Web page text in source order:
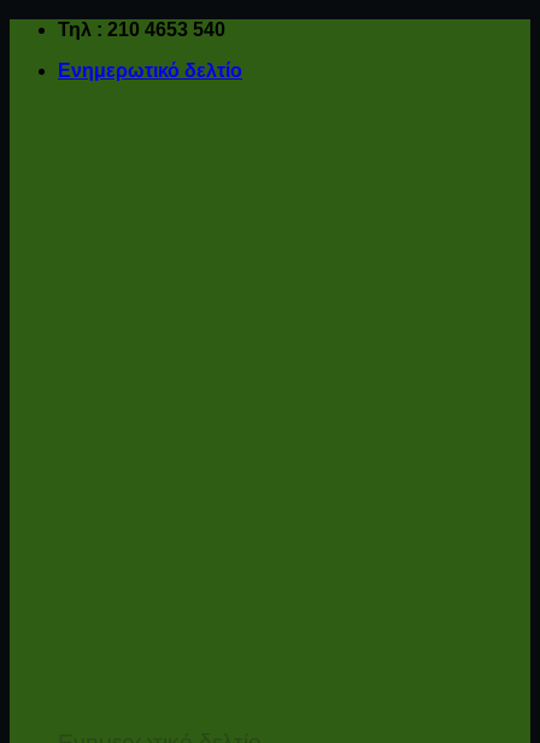
Μετάβαση
περιεχόμενο
Τηλ : 210 4653 540
Ενημερωτικό δελτίο